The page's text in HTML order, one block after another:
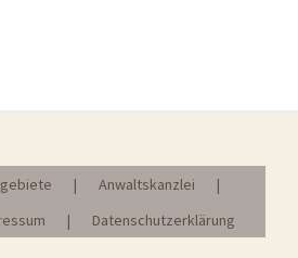
Anwaltskanzlei
Datenschutzerklärung